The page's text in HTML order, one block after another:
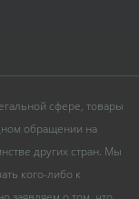
сфере, товары
обращении на
других стран. Мы
кого-либо к